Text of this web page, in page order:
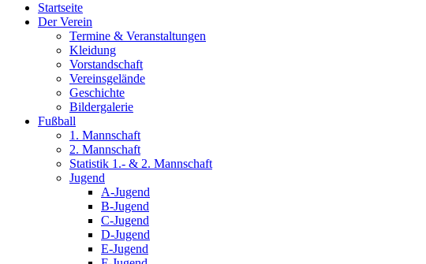
Startseite
Der Verein
Termine & Veranstaltungen
Kleidung
Vorstandschaft
Vereinsgelände
Geschichte
Bildergalerie
Fußball
1. Mannschaft
2. Mannschaft
Statistik 1.- & 2. Mannschaft
Jugend
A-Jugend
B-Jugend
C-Jugend
D-Jugend
E-Jugend